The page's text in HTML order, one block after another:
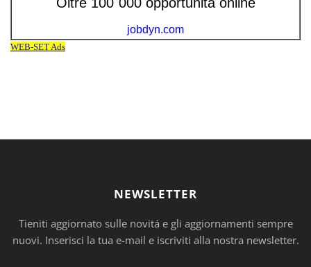
NEWSLETTER
Tieniti aggiornato sulle novitá e gli aggiornamenti sempre
nuovi. Inserisci la tua e-mail e iscriviti alla nostra newsletter.